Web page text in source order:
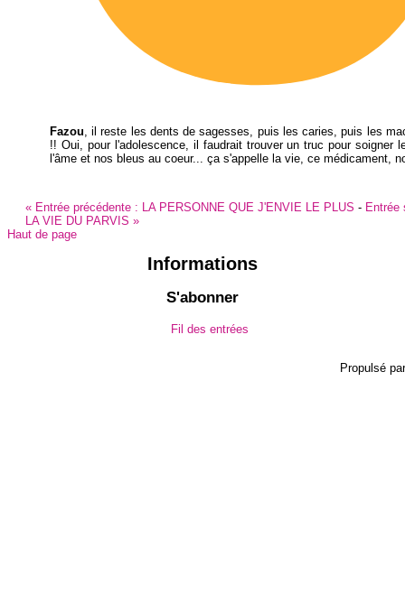
Fazou, il reste les dents de sagesses, puis les caries, puis les
!! Oui, pour l'adolescence, il faudrait trouver un truc pour soigner
l'âme et nos bleus au coeur... ça s'appelle la vie, ce médicament,
« Entrée précédente : LA PERSONNE QUE J'ENVIE LE PLUS - Entrée
LA VIE DU PARVIS »
Haut de page
Informations
S'abonner
Fil des entrées
Propulsé